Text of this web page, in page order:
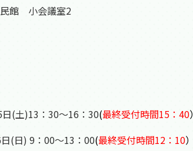
民館 小会議室2
日(土)13：30～16：30(最終受付時間15：40）
：00～13：00(最終受付時間12：10）